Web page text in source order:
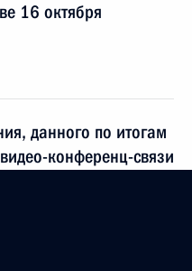
16 октября
данного по итогам
конференц-связи